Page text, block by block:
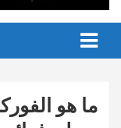
ما هو